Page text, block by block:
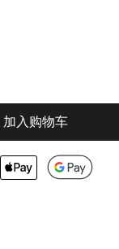
加入购物车